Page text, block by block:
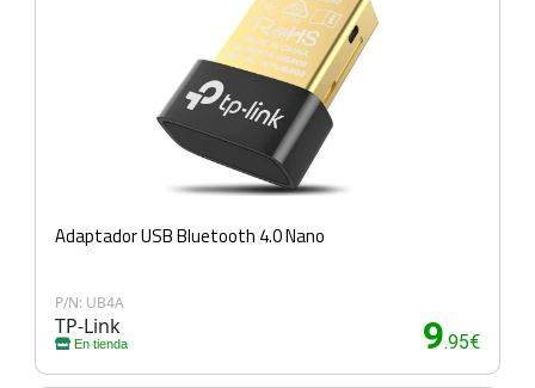
Adaptador USB Bluetooth 4.0 Nano
P/N: UB4A
TP-Link
En tienda 9.95€